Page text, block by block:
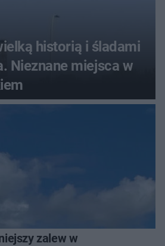
historią i śladami
Nieznane miejsca w
zalew w